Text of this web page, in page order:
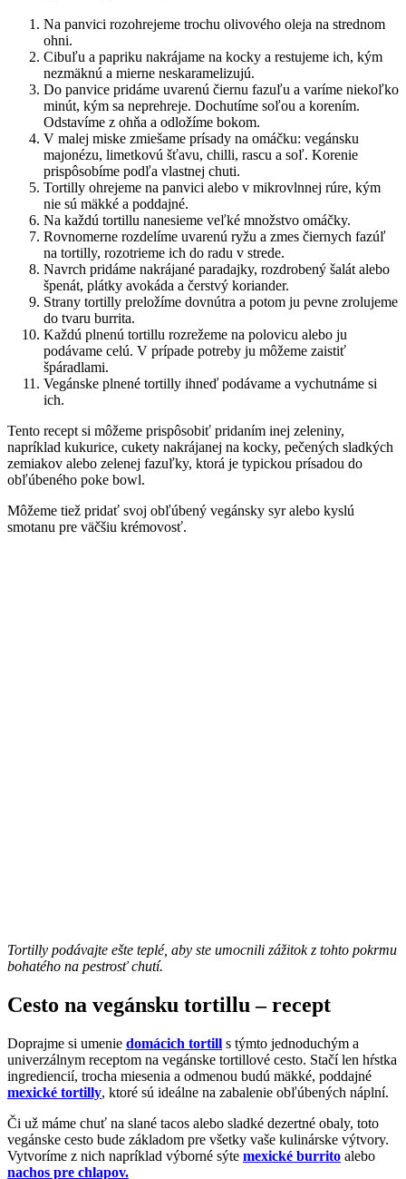
Na panvici rozohrejeme trochu olivového oleja na strednom
ohni.
Cibuľu a papriku nakrájame na kocky a restujeme ich, kým
nezmäknú a mierne neskaramelizujú.
Do panvice pridáme uvarenú čiernu fazuľu a varíme niekoľko
minút, kým sa neprehreje. Dochutíme soľou a korením.
Odstavíme z ohňa a odložíme bokom.
V malej miske zmiešame prísady na omáčku: vegánsku
majonézu, limetkovú šťavu, chilli, rascu a soľ. Korenie
prispôsobíme podľa vlastnej chuti.
Tortilly ohrejeme na panvici alebo v mikrovlnnej rúre, kým
nie sú mäkké a poddajné.
Na každú tortillu nanesieme veľké množstvo omáčky.
Rovnomerne rozdelíme uvarenú ryžu a zmes čiernych fazúľ
na tortilly, rozotrieme ich do radu v strede.
Navrch pridáme nakrájané paradajky, rozdrobený šalát alebo
špenát, plátky avokáda a čerstvý koriander.
Strany tortilly preložíme dovnútra a potom ju pevne zrolujeme
do tvaru burrita.
Každú plnenú tortillu rozrežeme na polovicu alebo ju
podávame celú. V prípade potreby ju môžeme zaistiť
špáradlami.
Vegánske plnené tortilly ihneď podávame a vychutnáme si
ich.
Tento recept si môžeme prispôsobiť pridaním inej zeleniny,
napríklad kukurice, cukety nakrájanej na kocky, pečených sladkých
zemiakov alebo zelenej fazuľky, ktorá je typickou prísadou do
obľúbeného poke bowl.
Môžeme tiež pridať svoj obľúbený vegánsky syr alebo kyslú
smotanu pre väčšiu krémovosť.
Tortilly podávajte ešte teplé, aby ste umocnili zážitok z tohto pokrmu
bohatého na pestrosť chutí.
Cesto na vegánsku tortillu – recept
Doprajme si umenie domácich tortill s týmto jednoduchým a
univerzálnym receptom na vegánske tortillové cesto. Stačí len hŕstka
ingrediencií, trocha miesenia a odmenou budú mäkké, poddajné
mexické tortilly, ktoré sú ideálne na zabalenie obľúbených náplní.
Či už máme chuť na slané tacos alebo sladké dezertné obaly, toto
vegánske cesto bude základom pre všetky vaše kulinárske výtvory.
Vytvoríme z nich napríklad výborné sýte mexické burrito alebo
nachos pre chlapov.